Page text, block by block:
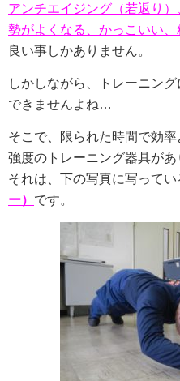
アンチエイジング（若返り）
勢がよくなる、かっこいい
良い事しかありません。
しかしながら、トレーニン
できませんよね…
そこで、限られた時間で効
強度のトレーニング器具があ
それは、下の写真に写ってい
ー） です。